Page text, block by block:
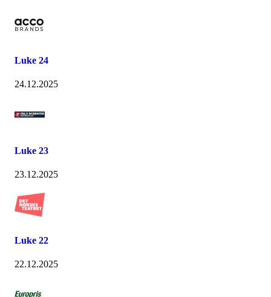
Luke 24
24.12.2025
Luke 23
23.12.2025
Luke 22
22.12.2025